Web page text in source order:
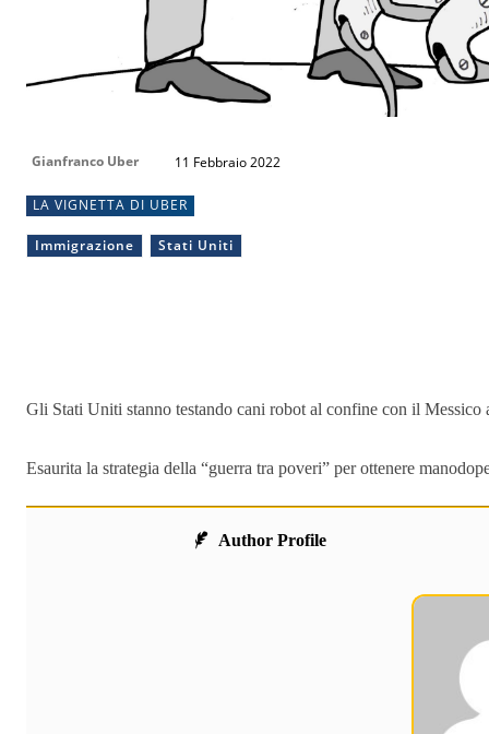
Gianfranco Uber 11 Febbraio 2022
LA VIGNETTA DI UBER
Immigrazione Stati Uniti
Gli Stati Uniti stanno testando cani robot al confine con il Messico
Esaurita la strategia della “guerra tra poveri” per ottenere
Author Profile